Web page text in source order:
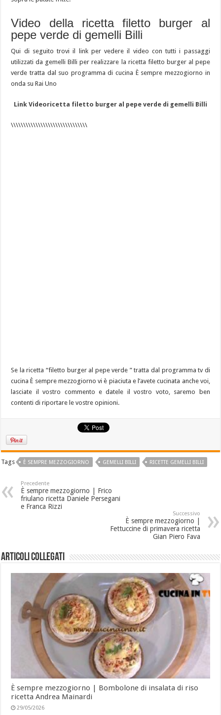
Video della ricetta filetto burger al
pepe verde di gemelli Billi
Qui di seguito trovi il link per vedere il video con tutti i passaggi
utilizzati da gemelli Billi per realizzare la ricetta filetto burger al pepe
verde tratta dal suo programma di cucina È sempre mezzogiorno in
onda su Rai Uno
Link Videoricetta filetto burger al pepe verde di gemelli Billi
\\\\\\\\\\\\\\\\\\\\\\\\\\\\\\\
Se la ricetta “filetto burger al pepe verde ” tratta dal programma tv di
cucina È sempre mezzogiorno vi è piaciuta e l’avete cucinata anche voi,
lasciate il vostro commento e datele il vostro voto, saremo ben
contenti di riportare le vostre opinioni.
Tags È SEMPRE MEZZOGIORNO GEMELLI BILLI RICETTE GEMELLI BILLI
Precedente
È sempre mezzogiorno | Frico
friulano ricetta Daniele Persegani
e Franca Rizzi
Successivo
È sempre mezzogiorno |
Fettuccine di primavera ricetta
Gian Piero Fava
Articoli collegati
È sempre mezzogiorno | Bombolone di insalata di riso
ricetta Andrea Mainardi
29/05/2026